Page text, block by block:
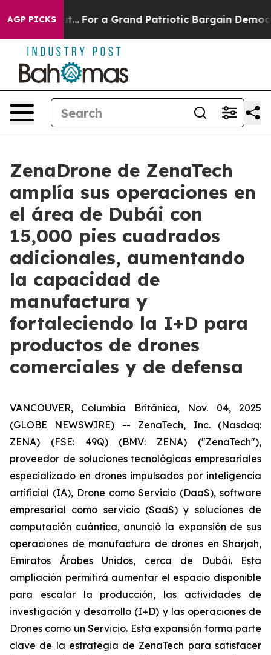
AGP PICKS
out... For a Grand Patriotic Bargain Democrats
ZenaDrone de ZenaTech
amplía sus operaciones en
el área de Dubái con
15,000 pies cuadrados
adicionales, aumentando
la capacidad de
manufactura y
fortaleciendo la I+D para
productos de drones
comerciales y de defensa
VANCOUVER, Columbia Británica, Nov. 04, 2025
(GLOBE NEWSWIRE) -- ZenaTech, Inc. (Nasdaq:
ZENA) (FSE: 49Q) (BMV: ZENA) ("ZenaTech"),
proveedor de soluciones tecnológicas empresariales
especializado en drones impulsados por inteligencia
artificial (IA), Drone como Servicio (DaaS), software
empresarial como servicio (SaaS) y soluciones de
computación cuántica, anunció la expansión de sus
operaciones de manufactura de drones en Sharjah,
Emiratos Árabes Unidos, cerca de Dubái. Esta
ampliación permitirá aumentar el espacio disponible
para escalar la producción, las actividades de
investigación y desarrollo (I+D) y las operaciones de
Drones como un Servicio. Esta expansión forma parte
clave de la estrategia de ZenaTech para satisfacer